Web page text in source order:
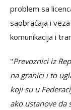
problem sa
saobraćaja i
komunikacija i
"Prevoznici iz
na granici i to
koji su u
ako ustanove da